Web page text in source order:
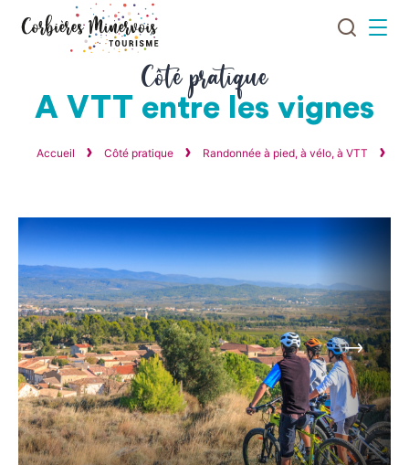
Tourisme
JeMenu
Côté pratique
A VTT entre les vignes
Accueil Côté pratique Randonnée à pied, à vélo, à VTT
Suivant